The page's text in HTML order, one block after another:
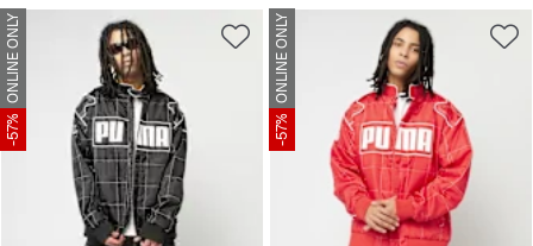
ONLINE ONLY
-57%
ONLINE ONLY
-57%